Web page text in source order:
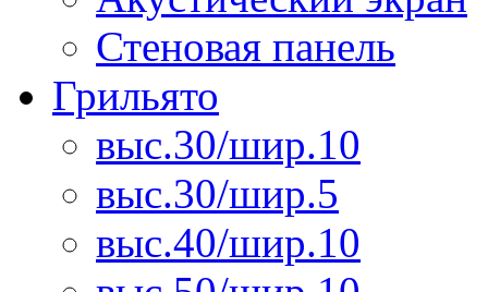
Стеновая панель
Грильято
выс.30/шир.10
выс.30/шир.5
выс.40/шир.10